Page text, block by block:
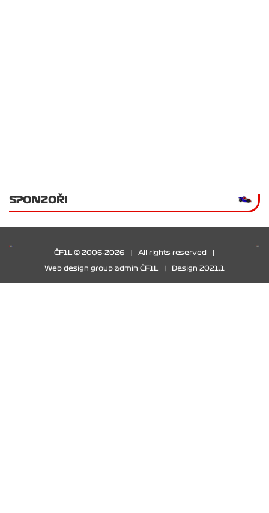
SPONZOŘI
ČF1L © 2006-2026 All rights reserved
Web design group admin ČF1L Design 2021.1